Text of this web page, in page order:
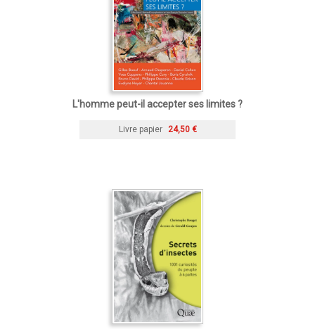
L'homme peut-il accepter ses limites ?
Livre papier 24,50 €